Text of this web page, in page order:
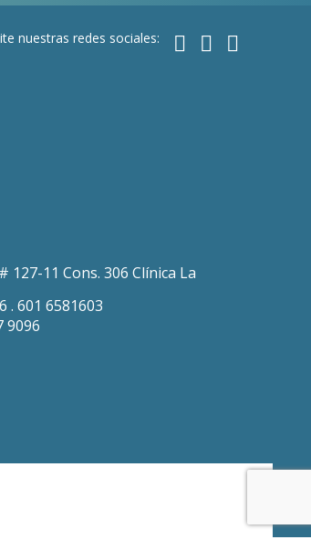
nuestras redes sociales:
127-11 Cons. 306 Clínica La
. 601 6581603
9096